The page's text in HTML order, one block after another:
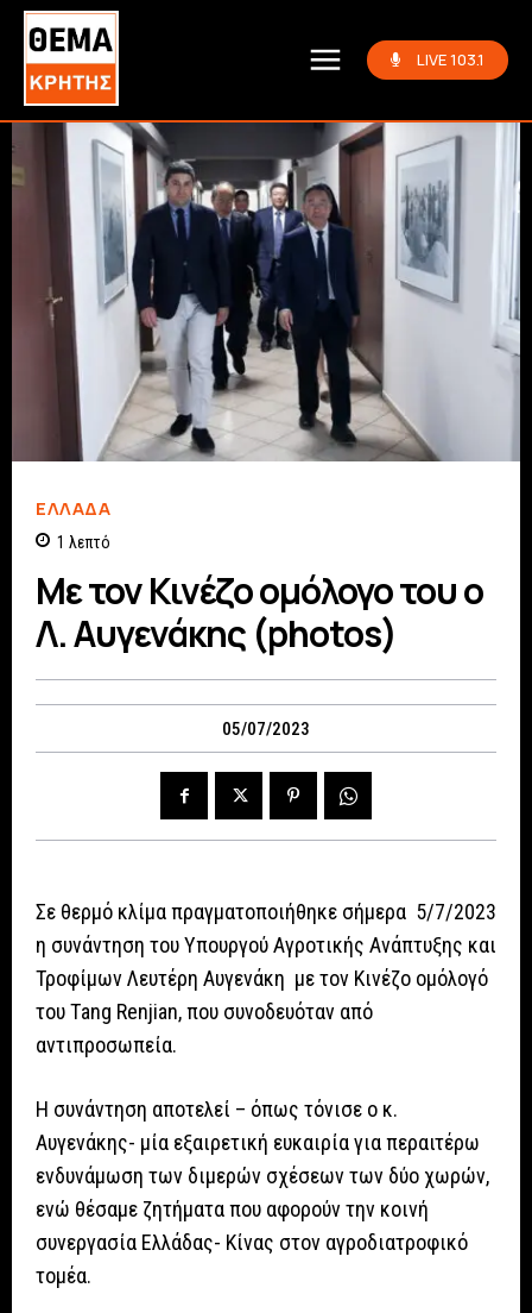
LIVE 103.1
ΕΛΛΆΔΑ
1 λεπτό
Με τον Κινέζο ομόλογο του ο
Λ. Αυγενάκης (photos)
05/07/2023
Σε θερμό κλίμα πραγματοποιήθηκε σήμερα 5/7/2023
η συνάντηση του Υπουργού Αγροτικής Ανάπτυξης και
Τροφίμων Λευτέρη Αυγενάκη με τον Κινέζο ομόλογό
του Τang Renjian, που συνοδευόταν από
αντιπροσωπεία.
Η συνάντηση αποτελεί – όπως τόνισε ο κ.
Αυγενάκης- μία εξαιρετική ευκαιρία για περαιτέρω
ενδυνάμωση των διμερών σχέσεων των δύο χωρών,
ενώ θέσαμε ζητήματα που αφορούν την κοινή
συνεργασία Ελλάδας- Κίνας στον αγροδιατροφικό
τομέα.